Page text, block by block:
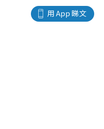
用 App 睇文